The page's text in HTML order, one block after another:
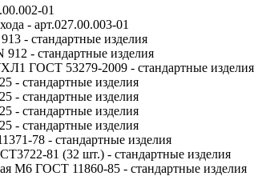
01
- арт.027.00.003-01
- стандартные изделия
- стандартные изделия
ГОСТ 53279-2009 - стандартные изделия
- стандартные изделия
- стандартные изделия
- стандартные изделия
- стандартные изделия
78 - стандартные изделия
81 (32 шт.) - стандартные изделия
М6 ГОСТ 11860-85 - стандартные изделия